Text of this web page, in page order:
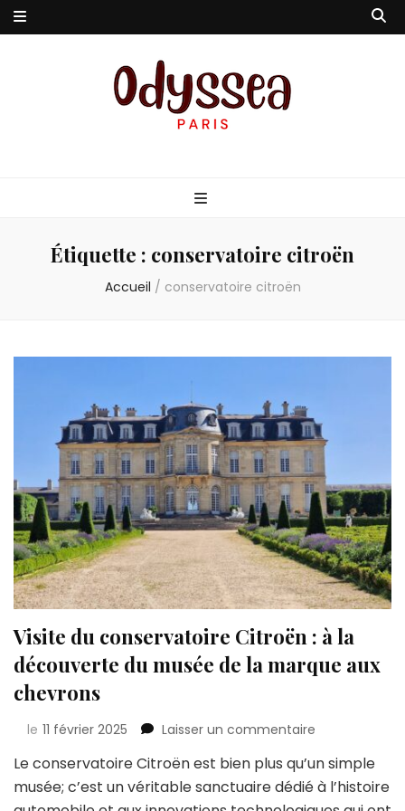
Étiquette : conservatoire citroën
Accueil / conservatoire citroën
Visite du conservatoire Citroën : à la
découverte du musée de la marque aux
chevrons
le 11 février 2025 Laisser un commentaire
du
conservatoire
Citroën
Le conservatoire Citroën est bien plus qu’un simple
musée; c’est un véritable sanctuaire dédié à l’histoire